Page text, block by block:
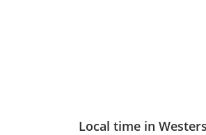
Local time in